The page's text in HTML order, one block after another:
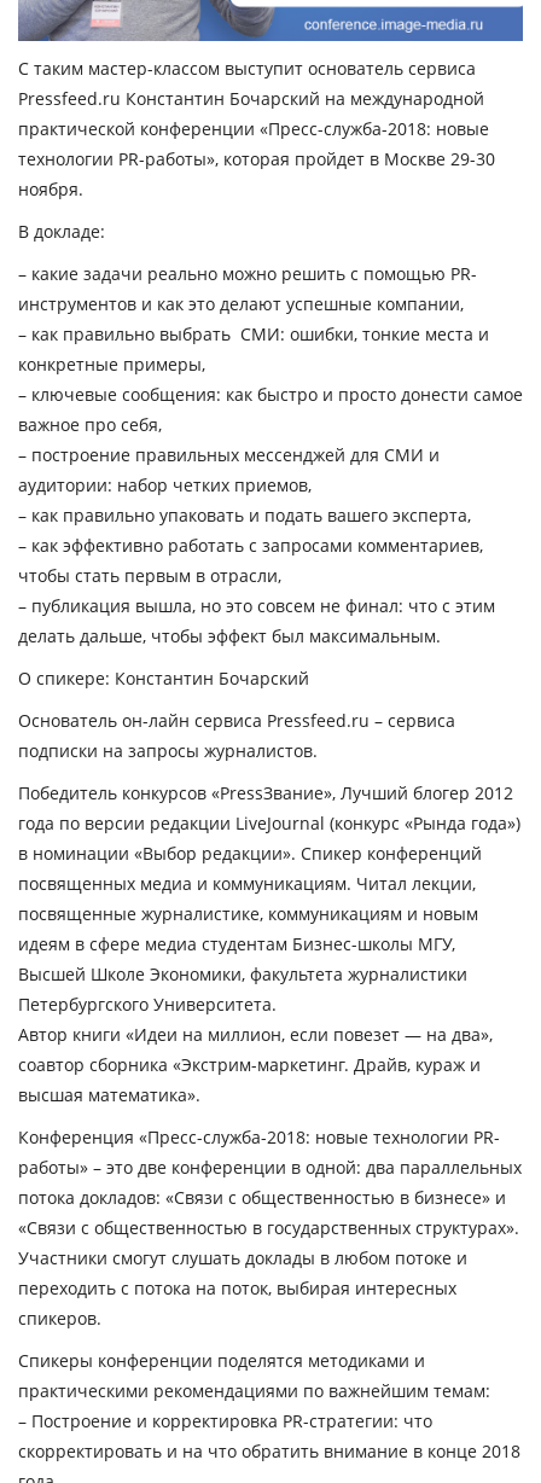
С таким мастер-классом выступит основатель сервиса
Pressfeed.ru Константин Бочарский на международной
практической конференции «Пресс-служба-2018: новые
технологии PR-работы», которая пройдет в Москве 29-30
ноября.
В докладе:
– какие задачи реально можно решить с помощью PR-
инструментов и как это делают успешные компании,
– как правильно выбрать СМИ: ошибки, тонкие места и
конкретные примеры,
– ключевые сообщения: как быстро и просто донести самое
важное про себя,
– построение правильных мессенджей для СМИ и
аудитории: набор четких приемов,
– как правильно упаковать и подать вашего эксперта,
– как эффективно работать с запросами комментариев,
чтобы стать первым в отрасли,
– публикация вышла, но это совсем не финал: что с этим
делать дальше, чтобы эффект был максимальным.
О спикере: Константин Бочарский
Основатель он-лайн сервиса Pressfeed.ru – сервиса
подписки на запросы журналистов.
Победитель конкурсов «PressЗвание», Лучший блогер 2012
года по версии редакции LiveJournal (конкурс «Рында года»)
в номинации «Выбор редакции». Спикер конференций
посвященных медиа и коммуникациям. Читал лекции,
посвященные журналистике, коммуникациям и новым
идеям в сфере медиа студентам Бизнес-школы МГУ,
Высшей Школе Экономики, факультета журналистики
Петербургского Университета.
Автор книги «Идеи на миллион, если повезет — на два»,
соавтор сборника «Экстрим-маркетинг. Драйв, кураж и
высшая математика».
Конференция «Пресс-служба-2018: новые технологии PR-
работы» – это две конференции в одной: два параллельных
потока докладов: «Связи с общественностью в бизнесе» и
«Связи с общественностью в государственных структурах».
Участники смогут слушать доклады в любом потоке и
переходить с потока на поток, выбирая интересных
спикеров.
Спикеры конференции поделятся методиками и
практическими рекомендациями по важнейшим темам:
– Построение и корректировка PR-стратегии: что
скорректировать и на что обратить внимание в конце 2018